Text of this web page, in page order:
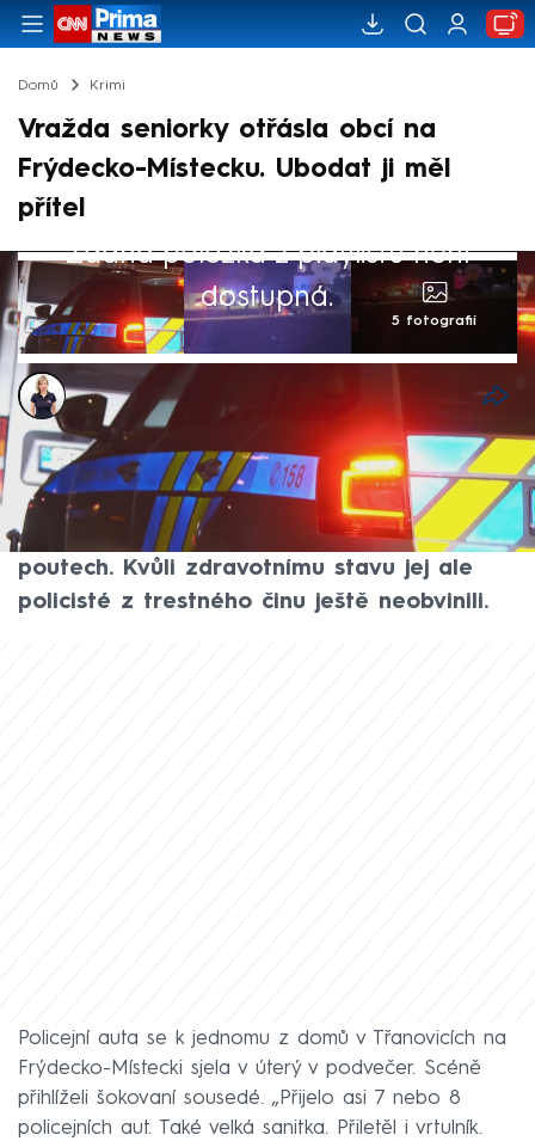
Domů Krimi
Vražda seniorky otřásla obcí na
Frýdecko-Místecku. Ubodat ji měl
přítel
Žádná položka z playlistu není
dostupná.
5 fotografií
Markéta Schenková
11. pro 2025, 22:18
Kriminalisté na Frýdecko-Místecku vyšetřují
vraždu 66leté ženy. Zřejmě ji pobodal její
přítel, u kterého přebývala. Již ho odvedli v
poutech. Kvůli zdravotnímu stavu jej ale
policisté z trestného činu ještě neobvinili.
Policejní auta se k jednomu z domů v Třanovicích na
Frýdecko-Místecki sjela v úterý v podvečer. Scéně
přihlíželi šokovaní sousedé. „Přijelo asi 7 nebo 8
policejních aut. Také velká sanitka. Přiletěl i vrtulník.